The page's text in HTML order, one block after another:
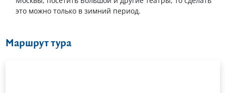
это можно только в зимний период.
Маршрут тура